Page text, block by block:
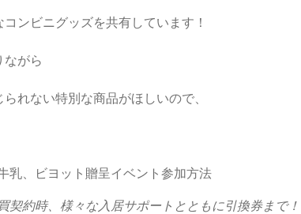
ンビニグッズを共有しています！
ながら
れない特別な商品がほしいので、
契約時、様々な入居サポートとともに引換券まで！